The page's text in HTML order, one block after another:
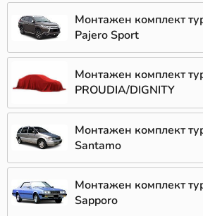
Монтажен комплект
Pajero Sport
Монтажен комплект
PROUDIA/DIGNITY
Монтажен комплект
Santamo
Монтажен комплект
Sapporo